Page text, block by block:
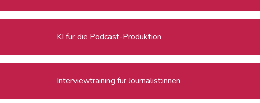
KI für die Podcast-Produktion
Interviewtraining für Journalist:innen